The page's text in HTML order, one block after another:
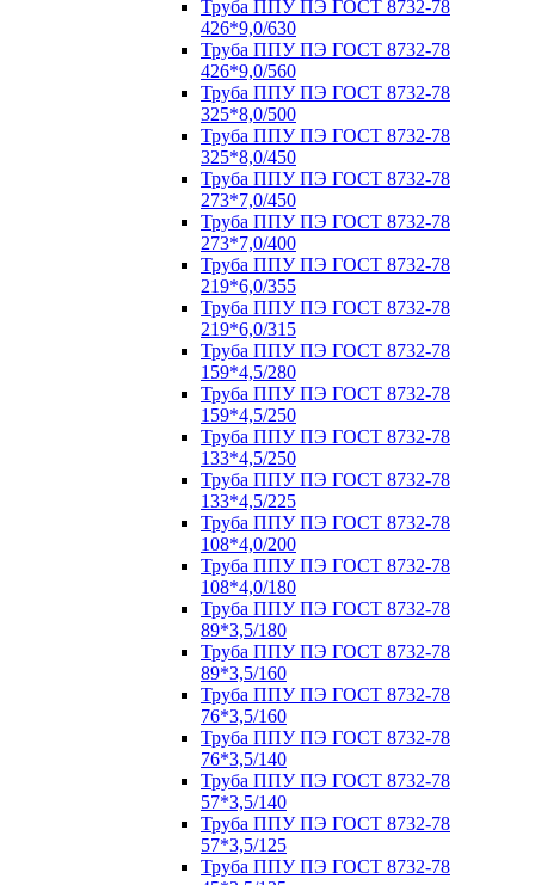
Труба ППУ ПЭ ГОСТ 8732-78
426*9,0/630
Труба ППУ ПЭ ГОСТ 8732-78
426*9,0/560
Труба ППУ ПЭ ГОСТ 8732-78
325*8,0/500
Труба ППУ ПЭ ГОСТ 8732-78
325*8,0/450
Труба ППУ ПЭ ГОСТ 8732-78
273*7,0/450
Труба ППУ ПЭ ГОСТ 8732-78
273*7,0/400
Труба ППУ ПЭ ГОСТ 8732-78
219*6,0/355
Труба ППУ ПЭ ГОСТ 8732-78
219*6,0/315
Труба ППУ ПЭ ГОСТ 8732-78
159*4,5/280
Труба ППУ ПЭ ГОСТ 8732-78
159*4,5/250
Труба ППУ ПЭ ГОСТ 8732-78
133*4,5/250
Труба ППУ ПЭ ГОСТ 8732-78
133*4,5/225
Труба ППУ ПЭ ГОСТ 8732-78
108*4,0/200
Труба ППУ ПЭ ГОСТ 8732-78
108*4,0/180
Труба ППУ ПЭ ГОСТ 8732-78
89*3,5/180
Труба ППУ ПЭ ГОСТ 8732-78
89*3,5/160
Труба ППУ ПЭ ГОСТ 8732-78
76*3,5/160
Труба ППУ ПЭ ГОСТ 8732-78
76*3,5/140
Труба ППУ ПЭ ГОСТ 8732-78
57*3,5/140
Труба ППУ ПЭ ГОСТ 8732-78
57*3,5/125
Труба ППУ ПЭ ГОСТ 8732-78